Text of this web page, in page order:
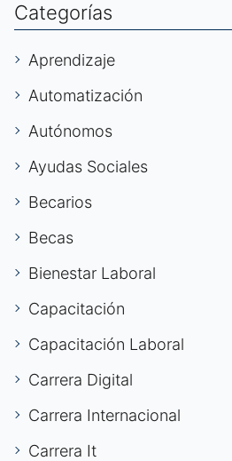
Categorías
Aprendizaje
Automatización
Autónomos
Ayudas Sociales
Becarios
Becas
Bienestar Laboral
Capacitación
Capacitación Laboral
Carrera Digital
Carrera Internacional
Carrera It